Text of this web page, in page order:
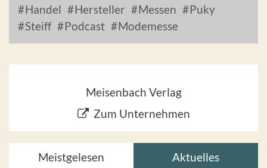
Handel
Hersteller Messen
Puky
Steiff
Podcast Modemesse
Meisenbach Verlag
Zum Unternehmen
Meistgelesen Aktuelles